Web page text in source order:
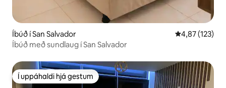
Íbúð í San Salvador 4,87 af 5 í
4,87 (123)
Íbúð með sundlaug í San Salvador
Í uppáhaldi hjá gestum
Í uppáhaldi hjá gestum